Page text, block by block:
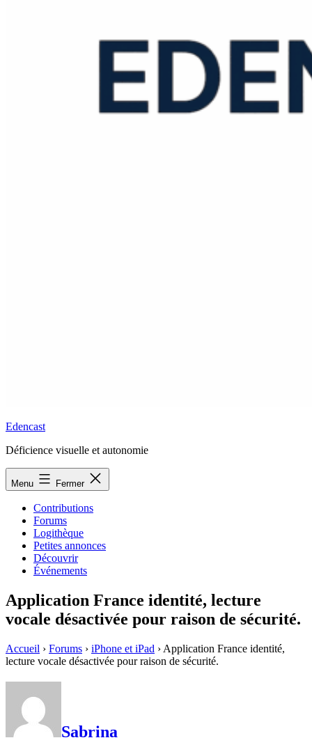
Edencast
Déficience visuelle et autonomie
Menu Fermer
Contributions
Forums
Logithèque
Petites annonces
Découvrir
Événements
Application France identité, lecture
vocale désactivée pour raison de sécurité.
Accueil › Forums › iPhone et iPad › Application France identité,
lecture vocale désactivée pour raison de sécurité.
Sabrina